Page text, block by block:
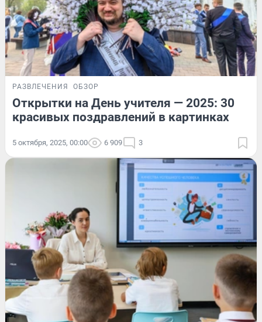
РАЗВЛЕЧЕНИЯ ОБЗОР
Открытки на День учителя — 2025: 30
красивых поздравлений в картинках
5 октября, 2025, 00:00 6 909 3